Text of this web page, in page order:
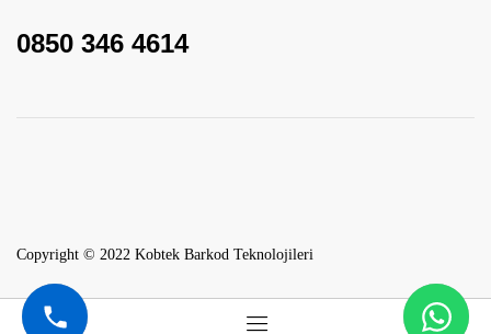
0850 346 4614
Copyright © 2022 Kobtek Barkod Teknolojileri